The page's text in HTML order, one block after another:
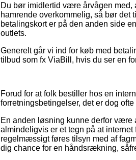
Du bør imidlertid være årvågen med,
hamrende overkommelig, så bør det
betalingskort er på den anden side
outlets.
Generelt går vi ind for køb med
tilbud som fx ViaBill, hvis du ser en
Forud for at folk bestiller hos en
forretningsbetingelser, det er dog
En anden løsning kunne derfor
almindeligvis er et tegn på at
regelmæssigt føres tilsyn med af
dig chance for en håndsrækning,